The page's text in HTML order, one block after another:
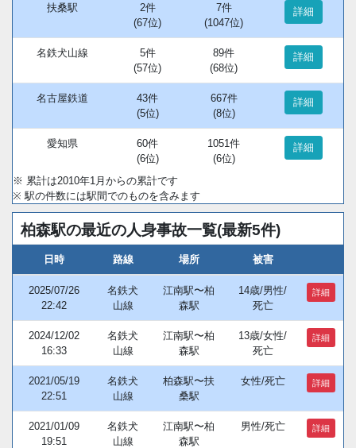
扶桑駅
2件
(67位)
7件
(1047位)
詳細
名鉄犬山線
5件
(57位)
89件
(68位)
詳細
名古屋鉄道
43件
(5位)
667件
(8位)
詳細
愛知県
60件
(6位)
1051件
(6位)
詳細
※ 累計は2010年1月からの累計です
※ 駅の件数には駅間でのものを含みます
柏森駅の最近の人身事故一覧(最新5件)
日時 路線 場所 被害
2025/07/26
22:42
名鉄犬
山線
江南駅〜柏
森駅
14歳/男性/
死亡
詳細
2024/12/02
16:33
名鉄犬
山線
江南駅〜柏
森駅
13歳/女性/
死亡
詳細
2021/05/19
22:51
名鉄犬
山線
柏森駅〜扶
桑駅
女性/死亡 詳細
2021/01/09
19:51
名鉄犬
山線
江南駅〜柏
森駅
男性/死亡 詳細